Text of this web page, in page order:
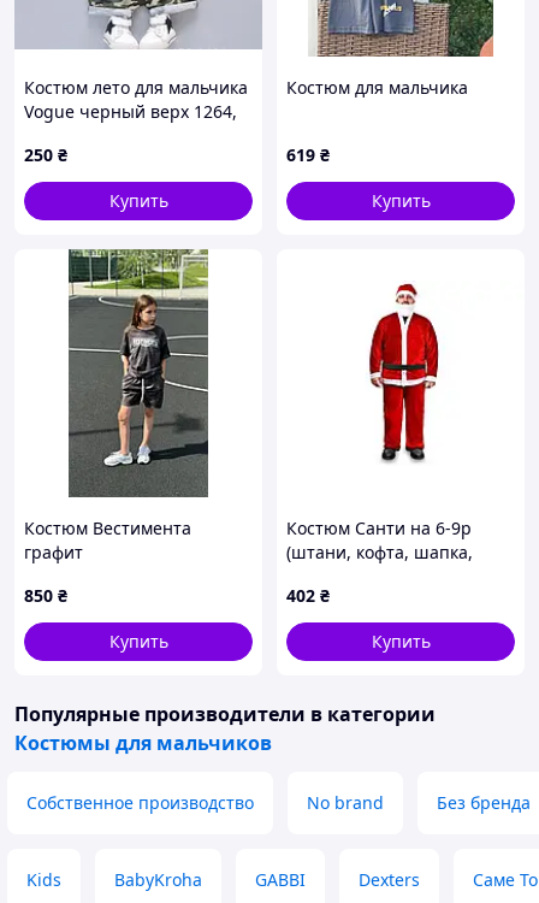
Костюм лето для мальчика
Vogue черный верх 1264,
250 ₴
Купить
Костюм для мальчика
619 ₴
Купить
Костюм Вестимента
графит
850 ₴
Купить
Костюм Санти на 6-9р
(штани, кофта, шапка,
R96027 ТМ STENSON
402 ₴
Купить
Популярные производители в категории
Костюмы для мальчиков
Собственное производство No brand Без бренда
Kids BabyKroha GABBI Dexters Саме То